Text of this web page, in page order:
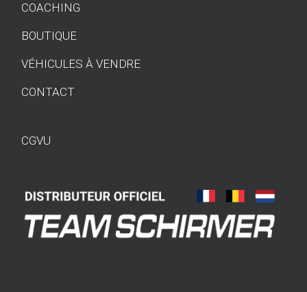
COACHING
BOUTIQUE
VÉHICULES À VENDRE
CONTACT
CGVU